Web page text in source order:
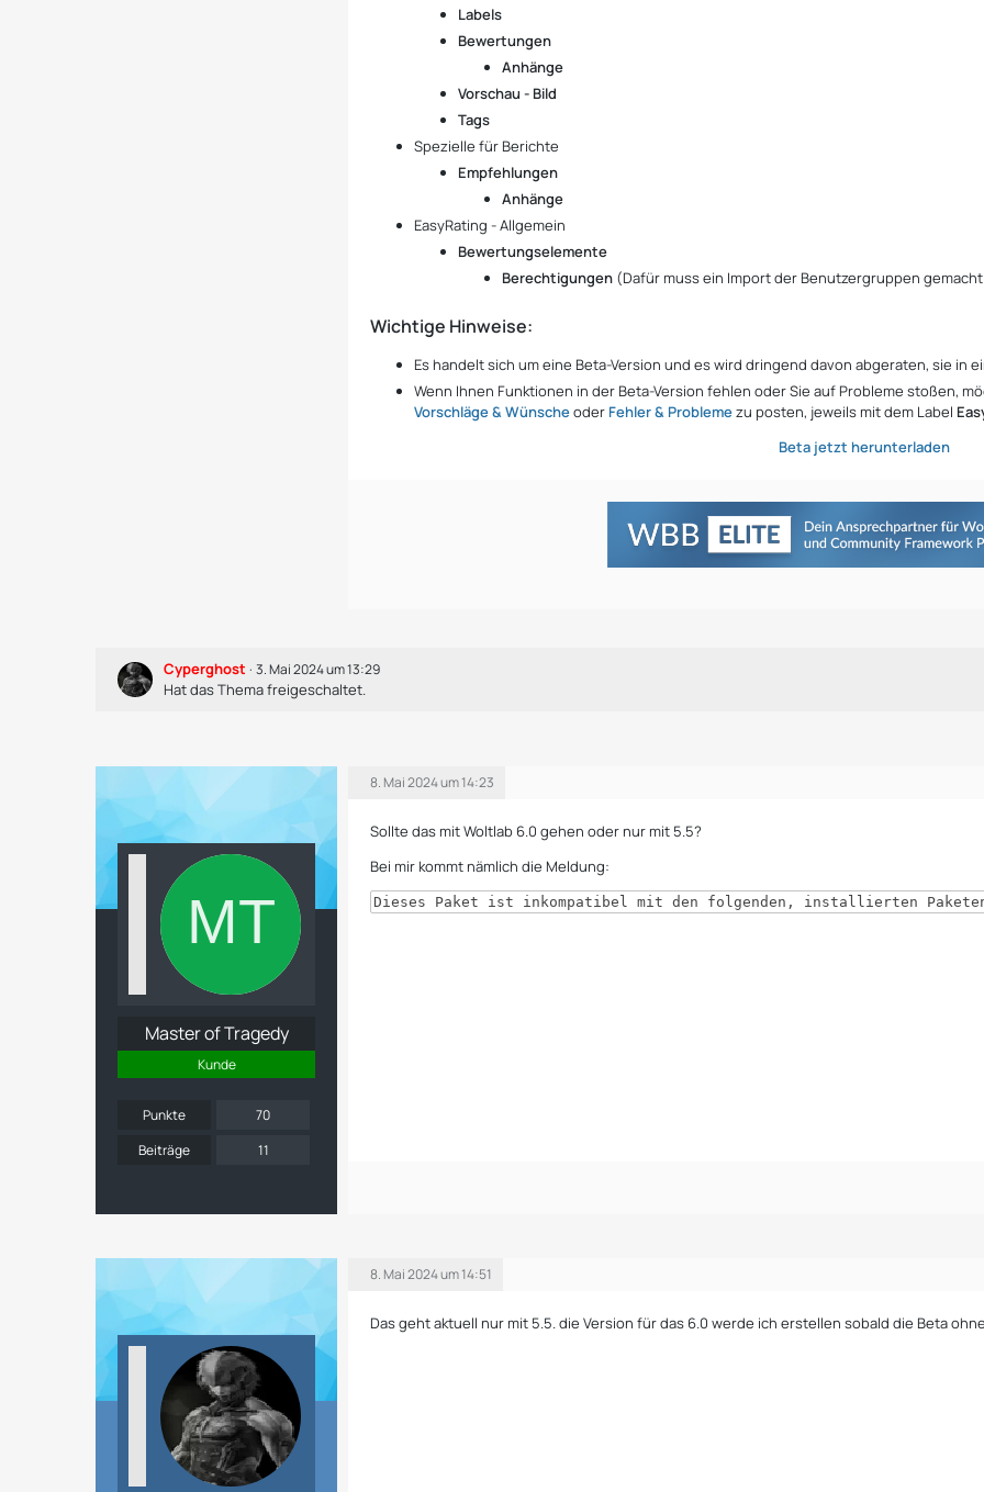
Labels
Bewertungen
Anhänge
Vorschau - Bild
Tags
Spezielle für Berichte
Empfehlungen
Anhänge
EasyRating - Allgemein
Bewertungselemente
Berechtigungen (Dafür muss ein Import der Benutzergruppen
Wichtige Hinweise:
Es handelt sich um eine Beta-Version und es wird dringend davon abgeraten, sie in
Wenn Ihnen Funktionen in der Beta-Version fehlen oder Sie auf Probleme stoßen,
Vorschläge & Wünscheoder Fehler & Problemezu posten, jeweils mit dem Label
Beta jetzt herunterladen
Cyperghost 3. Mai 2024 um 13:29
Hat das Thema freigeschaltet.
Master of Tragedy
Kunde
Punkte
70
Beiträge
11
8. Mai 2024 um 14:23
Sollte das mit Woltlab 6.0 gehen oder nur mit 5.5?
Bei mir kommt nämlich die Meldung:
Dieses Paket ist inkompatibel mit den folgenden, installierten
8. Mai 2024 um 14:51
Das geht aktuell nur mit 5.5. die Version für das 6.0 werde ich erstellen sobald die Beta